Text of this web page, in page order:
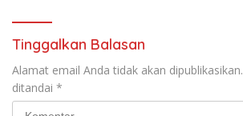
RUU Ketenagakerjaan Baru.
Tinggalkan Balasan
Alamat email Anda tidak akan dipublikasikan.
ditandai *